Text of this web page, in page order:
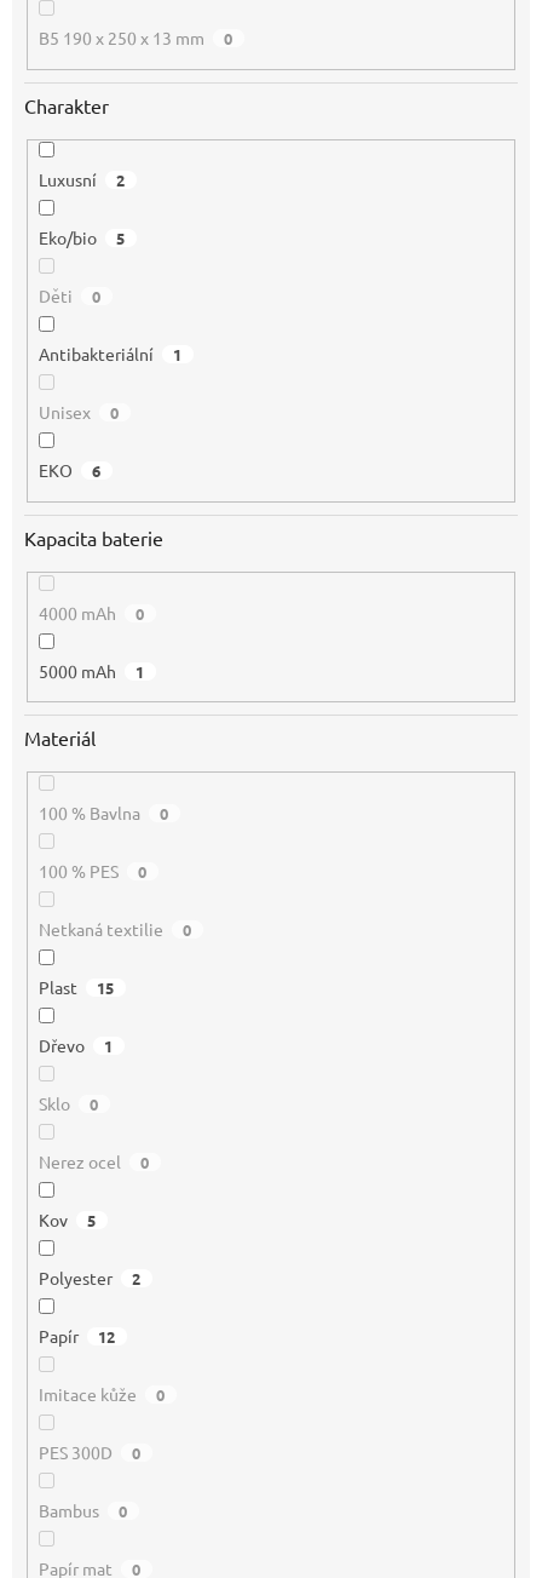
B5 190 x 250 x 13 mm 0
Charakter
Luxusní 2
Eko/bio 5
Děti 0
Antibakteriální 1
Unisex 0
EKO 6
Kapacita baterie
4000 mAh 0
5000 mAh 1
Materiál
100 % Bavlna 0
100 % PES 0
Netkaná textilie 0
Plast 15
Dřevo 1
Sklo 0
Nerez ocel 0
Kov 5
Polyester 2
Papír 12
Imitace kůže 0
PES 300D 0
Bambus 0
Papír mat 0